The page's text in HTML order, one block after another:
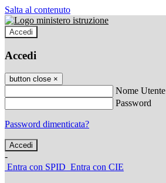
Salta al contenuto
Accedi
Accedi
button close ×
Nome Utente
Password
Password dimenticata?
-
Entra con SPID Entra con CIE